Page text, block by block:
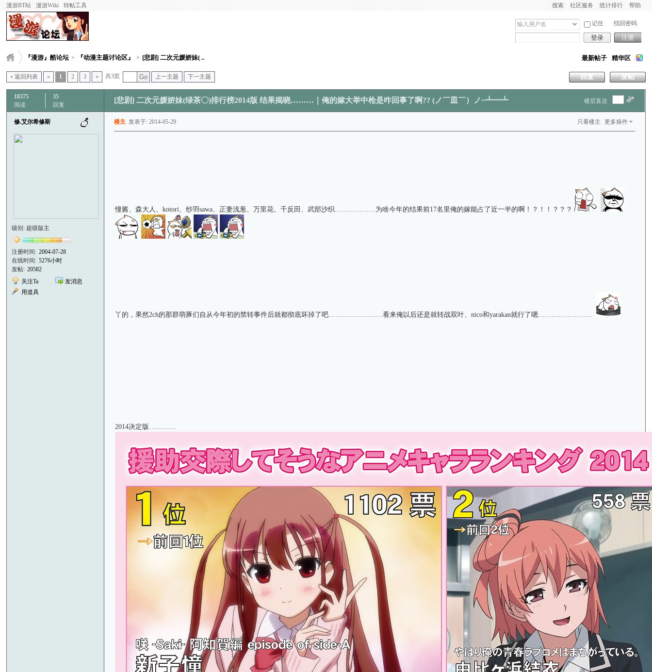
搜索 社区服务 统计排行 帮助
漫游BT站 漫游Wiki 转帖工具
记住 找回密码
登录 注册
最新帖子 精华区
『漫游』酷论坛 > 『动漫主题讨论区』 > [悲剧] 二次元媛娇妹( ..
发帖
回复
« 返回列表 « 1 2 3 » 共3页 Go 上一主题 下一主题
18375
阅读
35
回复
[悲剧] 二次元媛娇妹(绿茶〇)排行榜2014版 结果揭晓………｜俺的嫁大举中枪是咋回事了啊?? (ノ￣皿￣）ノ~┻━┻ 楼层直达
修.艾尔希修斯
级别: 超级版主
注册时间: 2004-07-28
在线时间: 5276小时
发帖: 20582
关注Ta
发消息
用道具
只看楼主 更多操作
楼主 发表于: 2014-05-29
憧酱、森大人、kotori、纱羽sawa、正妻浅葱、万里花、千反田、武部沙织………………为啥今年的结果前17名里俺的嫁能占了近一半的啊！？！！？？？
丫的，果然2ch的那群萌豚们自从今年初的禁转事件后就都彻底坏掉了吧……………………看来俺以后还是就转战双叶、nico和yarakan就行了嗯……………………
2014决定版…………